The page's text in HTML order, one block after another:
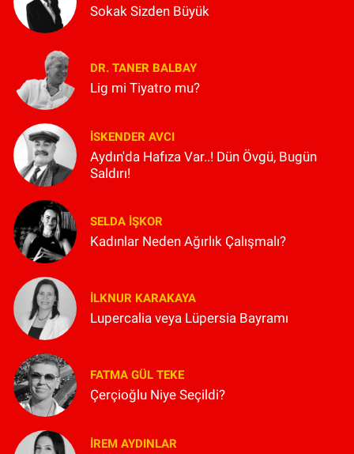
Sokak Sizden Büyük
DR. TANER BALBAY
Lig mi Tiyatro mu?
İSKENDER AVCI
Aydın'da Hafıza Var..! Dün Övgü, Bugün
Saldırı!
SELDA İŞKOR
Kadınlar Neden Ağırlık Çalışmalı?
İLKNUR KARAKAYA
Lupercalia veya Lüpersia Bayramı
FATMA GÜL TEKE
Çerçioğlu Niye Seçildi?
İREM AYDINLAR